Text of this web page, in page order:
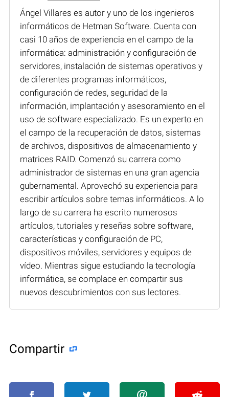
Ángel Villares es autor y uno de los ingenieros
informáticos de Hetman Software. Cuenta con
casi 10 años de experiencia en el campo de la
informática: administración y configuración de
servidores, instalación de sistemas operativos y
de diferentes programas informáticos,
configuración de redes, seguridad de la
información, implantación y asesoramiento en el
uso de software especializado. Es un experto en
el campo de la recuperación de datos, sistemas
de archivos, dispositivos de almacenamiento y
matrices RAID. Comenzó su carrera como
administrador de sistemas en una gran agencia
gubernamental. Aprovechó su experiencia para
escribir artículos sobre temas informáticos. A lo
largo de su carrera ha escrito numerosos
artículos, tutoriales y reseñas sobre software,
características y configuración de PC,
dispositivos móviles, servidores y equipos de
vídeo. Mientras sigue estudiando la tecnología
informática, se complace en compartir sus
nuevos descubrimientos con sus lectores.
Compartir